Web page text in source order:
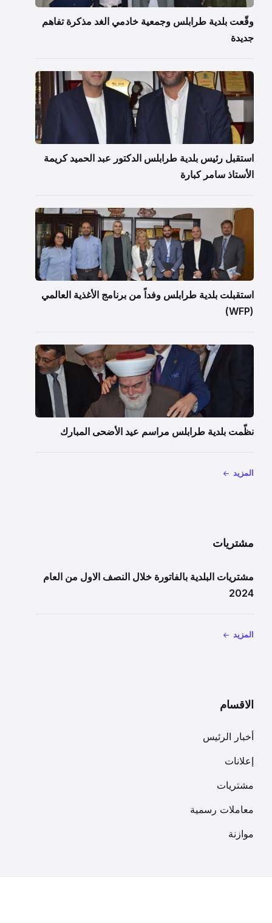
وقّعت بلدية طرابلس وجمعية خادمي الغد مذكرة تفاهم
جديدة
استقبل رئيس بلدية طرابلس الدكتور عبد الحميد كريمة
الأستاذ سامر كبارة
استقبلت بلدية طرابلس وفداً من برنامج الأغذية العالمي
(WFP)
نظّمت بلدية طرابلس مراسم عيد الأضحى المبارك
المزيد
مشتريات
مشتريات البلدية بالفاتورة خلال النصف الاول من العام
2024
المزيد
الاقسام
أخبار الرئيس
إعلانات
مشتريات
معاملات رسمية
موازنة